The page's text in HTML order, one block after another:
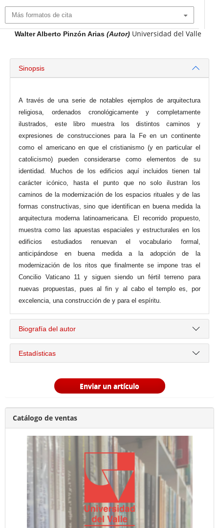
Más formatos de cita
Walter Alberto Pinzón Arias (Autor) Universidad del Valle
Sinopsis
A través de una serie de notables ejemplos de arquitectura
religiosa, ordenados cronológicamente y completamente
ilustrados, este libro muestra los distintos caminos y
expresiones de construcciones para la Fe en un continente
como el americano en que el cristianismo (y en particular el
catolicismo) pueden considerarse como elementos de su
identidad. Muchos de los edificios aquí incluidos tienen tal
carácter icónico, hasta el punto que no solo ilustran los
caminos de la modernización de los espacios rituales y de las
formas constructivas, sino que identifican en buena medida la
arquitectura moderna latinoamericana. El recorrido propuesto,
muestra como las apuestas espaciales y estructurales en los
edificios estudiados renuevan el vocabulario formal,
anticipándose en buena medida a la adopción de la
modernización de los ritos que finalmente se impone tras el
Concilio Vaticano 11 y siguen siendo un fértil terreno para
nuevas propuestas, pues al fin y al cabo el templo es, por
excelencia, una construcción de y para el espíritu.
Biografía del autor
Estadísticas
Enviar un artículo
Catálogo de ventas